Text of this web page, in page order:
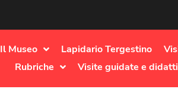
Il Museo Lapidario Tergestino
Rubriche
Visite guidate e